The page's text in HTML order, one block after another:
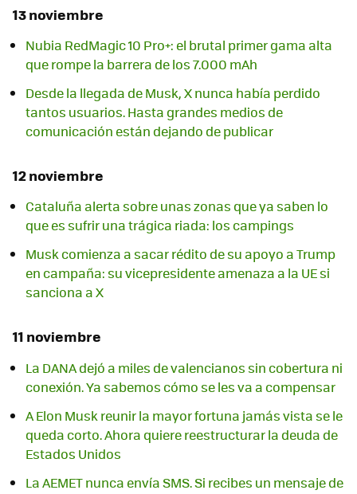
13 noviembre
Nubia RedMagic 10 Pro+: el brutal primer gama alta
que rompe la barrera de los 7.000 mAh
Desde la llegada de Musk, X nunca había perdido
tantos usuarios. Hasta grandes medios de
comunicación están dejando de publicar
12 noviembre
Cataluña alerta sobre unas zonas que ya saben lo
que es sufrir una trágica riada: los campings
Musk comienza a sacar rédito de su apoyo a Trump
en campaña: su vicepresidente amenaza a la UE si
sanciona a X
11 noviembre
La DANA dejó a miles de valencianos sin cobertura ni
conexión. Ya sabemos cómo se les va a compensar
A Elon Musk reunir la mayor fortuna jamás vista se le
queda corto. Ahora quiere reestructurar la deuda de
Estados Unidos
La AEMET nunca envía SMS. Si recibes un mensaje de